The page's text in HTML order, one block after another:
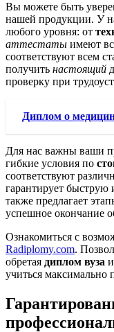
Вы можете быть
нашей продукции. У
любого уровня: от
аттестаты имеют
соответствуют всем
получить настоящий
проверку при
Диплом о
Для нас важны ваши
гибкие условия по
соответствуют
гарантирует
также предлагает
успешное окончание
Ознакомиться с
Radiplomy.com.
обретая диплом вуза
учиться максимально